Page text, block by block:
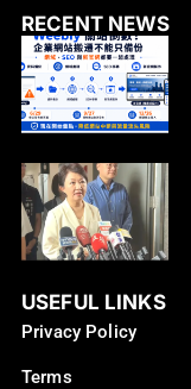
RECENT NEWS
USEFUL LINKS
Privacy Policy
Terms